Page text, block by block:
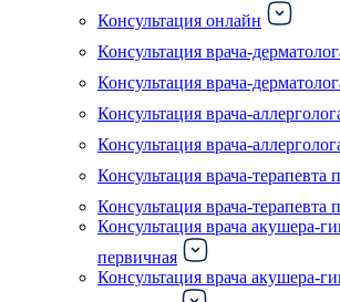
Консультация онлайн
Консультация врача-
Консультация врача-
Консультация врача-
Консультация врача-
Консультация врача-терапевта
Консультация врача-терапевта
Консультация врача акушера-
первичная
Консультация врача акушера-